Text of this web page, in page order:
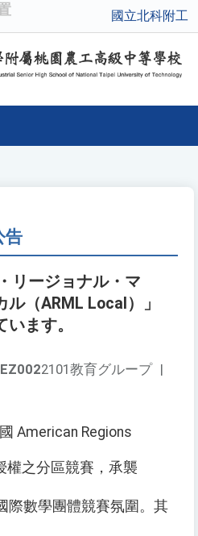
國立北科附工
告
リージョナル・マ
（ARML Local）」
ます。
2101教育グループ |
American Regions
權之分區競賽，承襲
際數學團體競賽氛圍。其